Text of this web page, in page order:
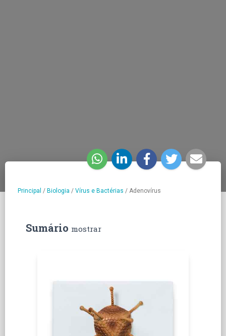
Principal / Biologia / Vírus e Bactérias / Adenovírus
Sumário mostrar